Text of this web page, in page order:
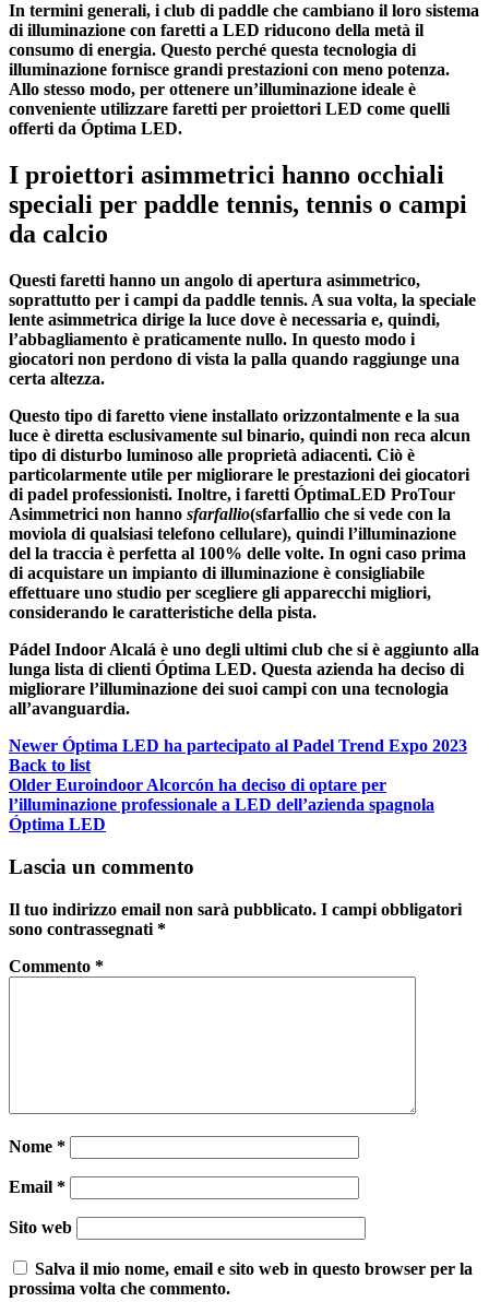
In termini generali, i club di paddle che cambiano il loro sistema
di illuminazione con faretti a LED riducono della metà il
consumo di energia. Questo perché questa tecnologia di
illuminazione fornisce grandi prestazioni con meno potenza.
Allo stesso modo, per ottenere un’illuminazione ideale è
conveniente utilizzare faretti per proiettori LED come quelli
offerti da Óptima LED.
I proiettori asimmetrici hanno occhiali
speciali per paddle tennis, tennis o campi
da calcio
Questi faretti hanno un angolo di apertura asimmetrico,
soprattutto per i campi da paddle tennis. A sua volta, la speciale
lente asimmetrica dirige la luce dove è necessaria e, quindi,
l’abbagliamento è praticamente nullo. In questo modo i
giocatori non perdono di vista la palla quando raggiunge una
certa altezza.
Questo tipo di faretto viene installato orizzontalmente e la sua
luce è diretta esclusivamente sul binario, quindi non reca alcun
tipo di disturbo luminoso alle proprietà adiacenti. Ciò è
particolarmente utile per migliorare le prestazioni dei giocatori
di padel professionisti. Inoltre, i faretti ÓptimaLED ProTour
Asimmetrici non hanno sfarfallio(sfarfallio che si vede con la
moviola di qualsiasi telefono cellulare), quindi l’illuminazione
del la traccia è perfetta al 100% delle volte. In ogni caso prima
di acquistare un impianto di illuminazione è consigliabile
effettuare uno studio per scegliere gli apparecchi migliori,
considerando le caratteristiche della pista.
Pádel Indoor Alcalá è uno degli ultimi club che si è aggiunto alla
lunga lista di clienti Óptima LED. Questa azienda ha deciso di
migliorare l’illuminazione dei suoi campi con una tecnologia
all’avanguardia.
Newer Óptima LED ha partecipato al Padel Trend Expo 2023
Back to list
Older Euroindoor Alcorcón ha deciso di optare per
l’illuminazione professionale a LED dell’azienda spagnola
Óptima LED
Lascia un commento
Il tuo indirizzo email non sarà pubblicato. I campi obbligatori
sono contrassegnati *
Commento *
Nome *
Email *
Sito web
Salva il mio nome, email e sito web in questo browser per la
prossima volta che commento.